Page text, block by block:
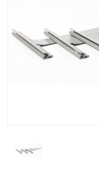
GRADINA
SCULE
KITURI